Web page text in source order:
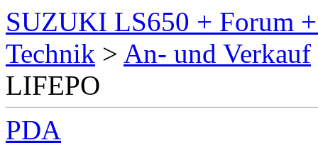
SUZUKI LS650 + Forum
Technik > An- und Verkauf
LIFEPO
PDA